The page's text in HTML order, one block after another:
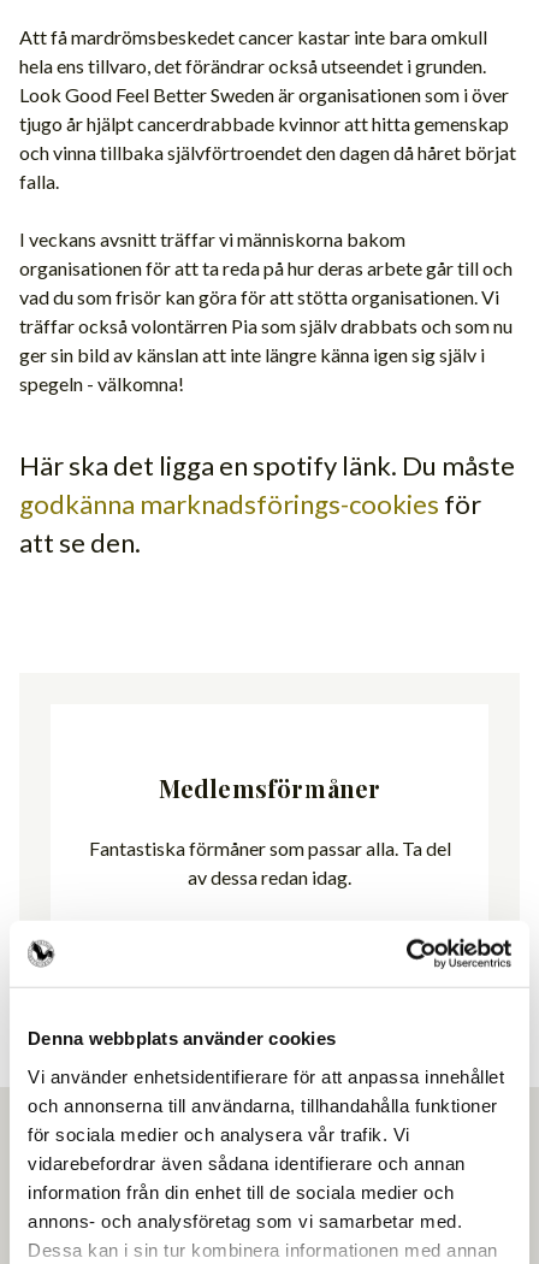
Denna webbplats använder cookies
Vi använder enhetsidentifierare för att anpassa innehållet
och annonserna till användarna, tillhandahålla funktioner
för sociala medier och analysera vår trafik. Vi
vidarebefordrar även sådana identifierare och annan
information från din enhet till de sociala medier och
annons- och analysföretag som vi samarbetar med.
Dessa kan i sin tur kombinera informationen med annan
Att få mardrömsbeskedet cancer kastar inte bara omkull
hela ens tillvaro, det förändrar också utseendet i grunden.
Look Good Feel Better Sweden är organisationen som i över
tjugo år hjälpt cancerdrabbade kvinnor att hitta gemenskap
och vinna tillbaka självförtroendet den dagen då håret börjat
falla.
I veckans avsnitt träffar vi människorna bakom
organisationen för att ta reda på hur deras arbete går till och
vad du som frisör kan göra för att stötta organisationen. Vi
träffar också volontärren Pia som själv drabbats och som nu
ger sin bild av känslan att inte längre känna igen sig själv i
spegeln - välkomna!
Här ska det ligga en spotify länk. Du måste
godkänna marknadsförings-cookies för
att se den.
Medlemsförmåner
Fantastiska förmåner som passar alla. Ta del
av dessa redan idag.
Ansök om medlemskap